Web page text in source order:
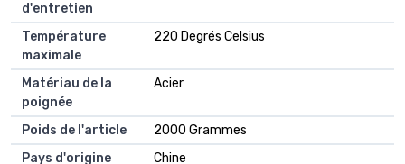
d'entretien
Température
maximale
220 Degrés Celsius
Matériau de la
poignée
Acier
Poids de l'article
2000 Grammes
Pays d'origine
Chine